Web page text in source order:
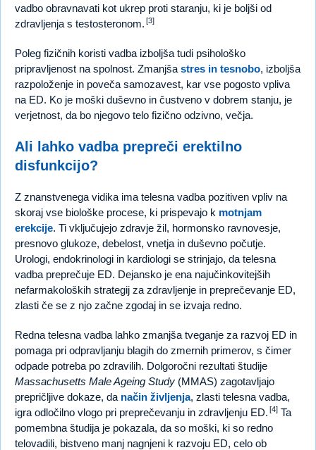
vadbo obravnavati kot ukrep proti staranju, ki je boljši od
zdravljenja s testosteronom. [3]
Poleg fizičnih koristi vadba izboljša tudi psihološko
pripravljenost na spolnost. Zmanjša stres in tesnobo, izboljša
razpoloženje in poveča samozavest, kar vse pogosto vpliva
na ED. Ko je moški duševno in čustveno v dobrem stanju, je
verjetnost, da bo njegovo telo fizično odzivno, večja.
Ali lahko vadba prepreči erektilno
disfunkcijo?
Z znanstvenega vidika ima telesna vadba pozitiven vpliv na
skoraj vse biološke procese, ki prispevajo k motnjam
erekcije. Ti vključujejo zdravje žil, hormonsko ravnovesje,
presnovo glukoze, debelost, vnetja in duševno počutje.
Urologi, endokrinologi in kardiologi se strinjajo, da telesna
vadba preprečuje ED. Dejansko je ena najučinkovitejših
nefarmakoloških strategij za zdravljenje in preprečevanje ED,
zlasti če se z njo začne zgodaj in se izvaja redno.
Redna telesna vadba lahko zmanjša tveganje za razvoj ED in
pomaga pri odpravljanju blagih do zmernih primerov, s čimer
odpade potreba po zdravilih. Dolgoročni rezultati študije
Massachusetts Male Ageing Study (MMAS) zagotavljajo
prepričljive dokaze, da način življenja, zlasti telesna vadba,
igra odločilno vlogo pri preprečevanju in zdravljenju ED. [4] Ta
pomembna študija je pokazala, da so moški, ki so redno
telovadili, bistveno manj nagnjeni k razvoju ED, celo ob